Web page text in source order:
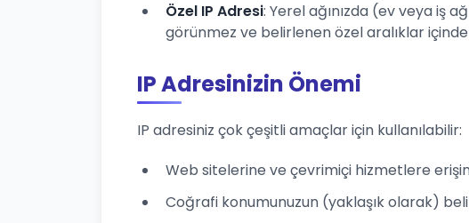
Özel IP Adresi: Yerel ağınızda (ev veya iş
görünmez ve belirlenen özel aralıklar içinde
IP Adresinizin Önemi
IP adresiniz çok çeşitli amaçlar için kullanılabilir:
Web sitelerine ve çevrimiçi hizmetlere
Coğrafi konumunuzun (yaklaşık olarak)